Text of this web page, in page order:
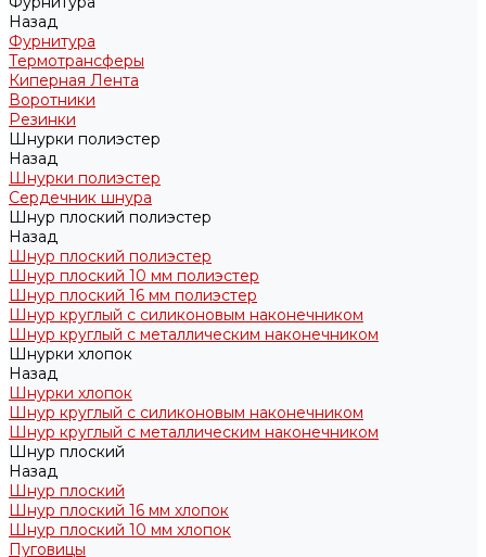
Назад
Фурнитура
Термотрансферы
Киперная Лента
Воротники
Резинки
Шнурки полиэстер
Назад
Шнурки полиэстер
Сердечник шнура
Шнур плоский полиэстер
Назад
Шнур плоский полиэстер
Шнур плоский 10 мм полиэстер
Шнур плоский 16 мм полиэстер
Шнур круглый с силиконовым наконечником
Шнур круглый с металлическим наконечником
Шнурки хлопок
Назад
Шнурки хлопок
Шнур круглый с силиконовым наконечником
Шнур круглый с металлическим наконечником
Шнур плоский
Назад
Шнур плоский
Шнур плоский 16 мм хлопок
Шнур плоский 10 мм хлопок
Пуговицы